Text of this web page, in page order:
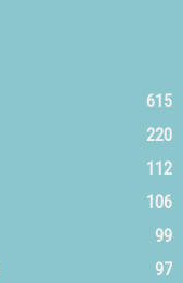
615
220
112
106
99
97